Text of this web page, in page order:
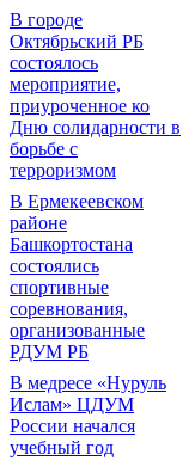
В городе
Октябрьский РБ
состоялось
мероприятие,
приуроченное ко
Дню солидарности в
борьбе с
терроризмом
В Ермекеевском
районе
Башкортостана
состоялись
спортивные
соревнования,
организованные
РДУМ РБ
В медресе «Нуруль
Ислам» ЦДУМ
России начался
учебный год